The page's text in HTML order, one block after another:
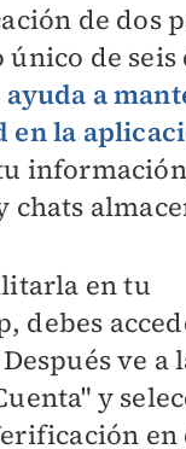
de dos
único de
ayuda a
en la
chats
en tu
debes
ve a
y
en